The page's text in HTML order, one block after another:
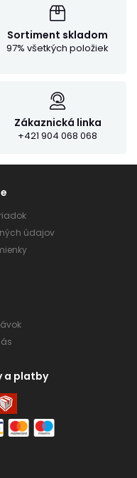
Sortiment skladom
97% všetkých položiek
Zákaznická linka
+421 904 068 068
údajov
a platby